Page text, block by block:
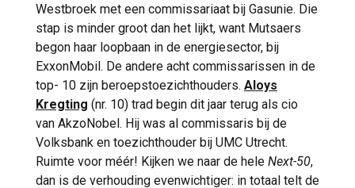
Westbroek met een commissariaat bij Gasunie. Die
stap is minder groot dan het lijkt, want Mutsaers
begon haar loopbaan in de energiesector, bij
ExxonMobil. De andere acht commissarissen in de
top- 10 zijn beroepstoezichthouders. Aloys
Kregting (nr. 10) trad begin dit jaar terug als cio
van AkzoNobel. Hij was al commissaris bij de
Volksbank en toezichthouder bij UMC Utrecht.
Ruimte voor méér! Kijken we naar de hele Next-50,
dan is de verhouding evenwichtiger: in totaal telt de